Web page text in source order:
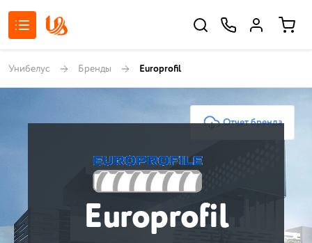
Унибелус Бренды Europrofil
Отчет бренда
Europrofil